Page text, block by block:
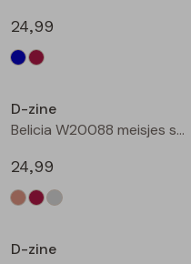
Gilet spencers
Jackjes
Blazers
Leggings
Rokken
T-shirts lange mouw
Tops
Vesten
24,99
D-zine
Belicia W20088 meisjes sweatshirt Wijnrood
24,99
D-zine